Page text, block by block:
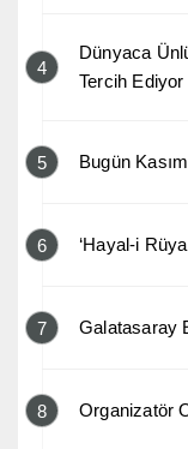
4
Dünyaca
Tercih Ediyor
5 Bugün
6 ‘Hayal-i
7 Galatasaray
8 Organizatör